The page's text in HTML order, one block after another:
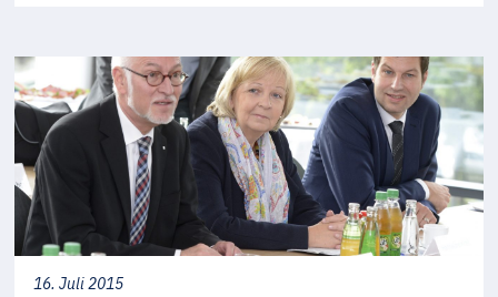
16. Juli 2015